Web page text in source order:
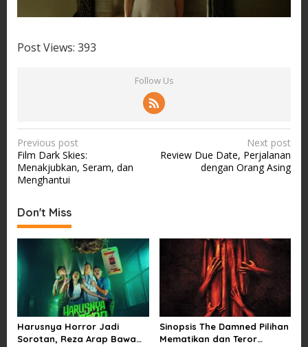
Post Views: 393
Follow Us
P
o
s
n
a
v
i
g
a
t
Previous post
Film Dark Skies:
Menakjubkan, Seram, dan
Menghantui
Next post
Review Due Date, Perjalanan
dengan Orang Asing
Don't Miss
Harusnya Horror Jadi
Sorotan, Reza Arap Bawa
Sinopsis The Damned Pilihan
Mematikan dan Teror